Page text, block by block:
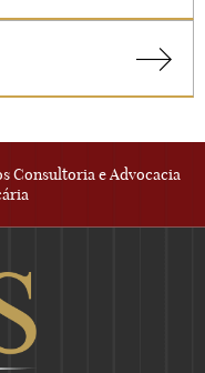
Consultoria e Advocacia